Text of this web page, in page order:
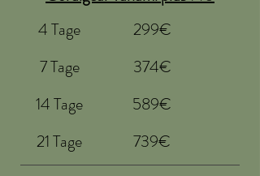
299€
4 Tage
374€
7 Tage
589€
14 Tage
739€
21 Tage